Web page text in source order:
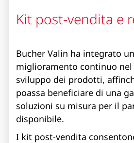
Kit post-vendita e
Bucher Valin ha integrato
miglioramento continuo nel
sviluppo dei prodotti,
poassa beneficiare di una
soluzioni su misura per il
disponibile.
I kit post-vendita